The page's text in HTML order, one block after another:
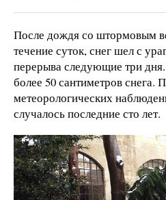
После дождя со штормовым
течение суток, снег шел с
перерыва следующие три
более 50 сантиметров снега.
метеорологических
случалось последние сто лет.